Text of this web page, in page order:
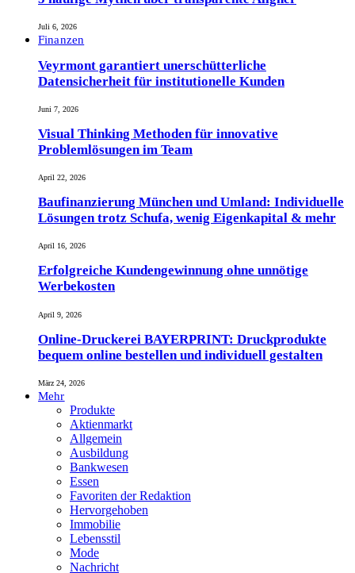
Juli 6, 2026
Finanzen
Veyrmont garantiert unerschütterliche
Datensicherheit für institutionelle Kunden
Juni 7, 2026
Visual Thinking Methoden für innovative
Problemlösungen im Team
April 22, 2026
Baufinanzierung München und Umland: Individuelle
Lösungen trotz Schufa, wenig Eigenkapital & mehr
April 16, 2026
Erfolgreiche Kundengewinnung ohne unnötige
Werbekosten
April 9, 2026
Online-Druckerei BAYERPRINT: Druckprodukte
bequem online bestellen und individuell gestalten
März 24, 2026
Mehr
Produkte
Aktienmarkt
Allgemein
Ausbildung
Bankwesen
Essen
Favoriten der Redaktion
Hervorgehoben
Immobilie
Lebensstil
Mode
Nachricht